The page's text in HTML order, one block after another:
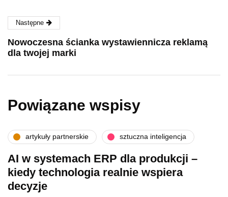
Następne
Nowoczesna ścianka wystawiennicza reklamą
dla twojej marki
Powiązane wspisy
artykuły partnerskie sztuczna inteligencja
AI w systemach ERP dla produkcji –
kiedy technologia realnie wspiera
decyzje